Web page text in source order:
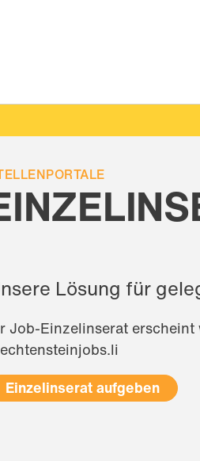
Lösung für
Job-Einzelinserat
Einzelinserat aufgeben